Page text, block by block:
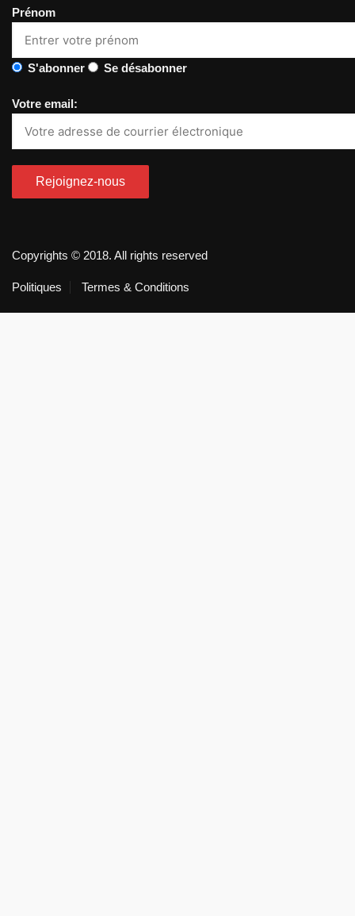
Prénom
S'abonner Se désabonner
Votre email:
Copyrights © 2018. All rights reserved
Politiques Termes & Conditions